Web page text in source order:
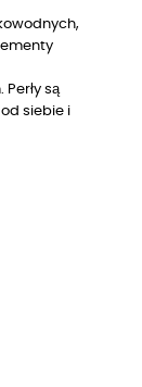
są
siebie i